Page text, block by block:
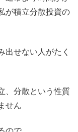
が積立分散投資の
出せない人がたく
、分散という性質
せん